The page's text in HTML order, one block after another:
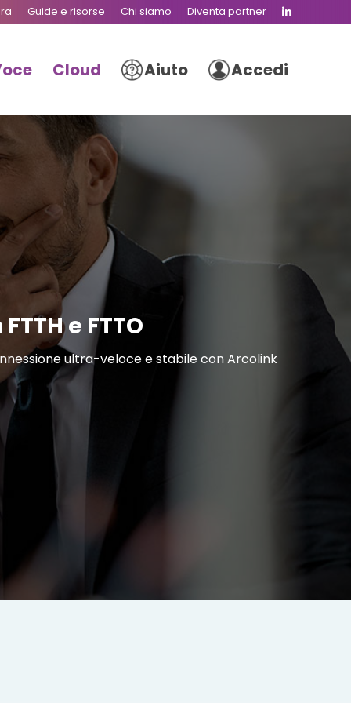
Guide e risorse Chi siamo Diventa partner
Cloud Aiuto Accedi
e FTTO
ultra-veloce e stabile con Arcolink